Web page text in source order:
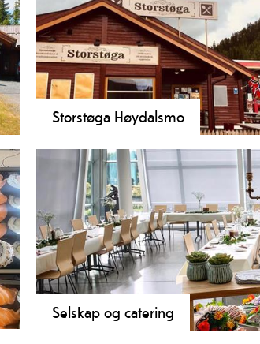
Storstøga Høydalsmo
Koseleg vegkro ved E-134 i
Høydalsmo.
Selskap og catering